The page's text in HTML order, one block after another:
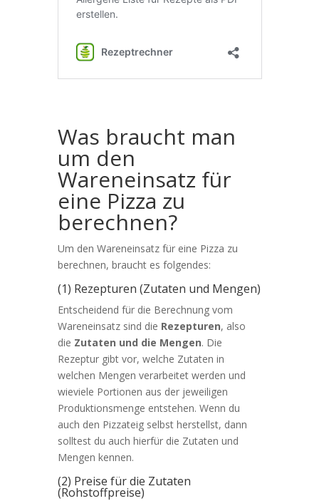
Was braucht man
um den
Wareneinsatz für
eine Pizza zu
berechnen?
Um den Wareneinsatz für eine Pizza zu
berechnen, braucht es folgendes:
(1) Rezepturen (Zutaten und Mengen)
Entscheidend für die Berechnung vom
Wareneinsatz sind die Rezepturen, also
die Zutaten und die Mengen. Die
Rezeptur gibt vor, welche Zutaten in
welchen Mengen verarbeitet werden und
wieviele Portionen aus der jeweiligen
Produktionsmenge entstehen. Wenn du
auch den Pizzateig selbst herstellst, dann
solltest du auch hierfür die Zutaten und
Mengen kennen.
(2) Preise für die Zutaten
(Rohstoffpreise)